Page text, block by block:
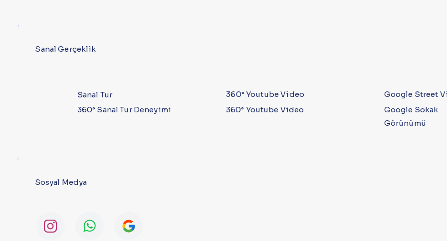
Sanal Gerçeklik
360° Sanal Tur Deneyimi
Sanal Tur
360° Youtube Video
360° Youtube Video
Google Street
Google Sokak
Görünümü
Sosyal Medya